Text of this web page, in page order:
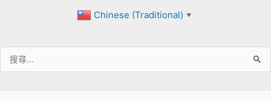
Chinese (Traditional) ▼